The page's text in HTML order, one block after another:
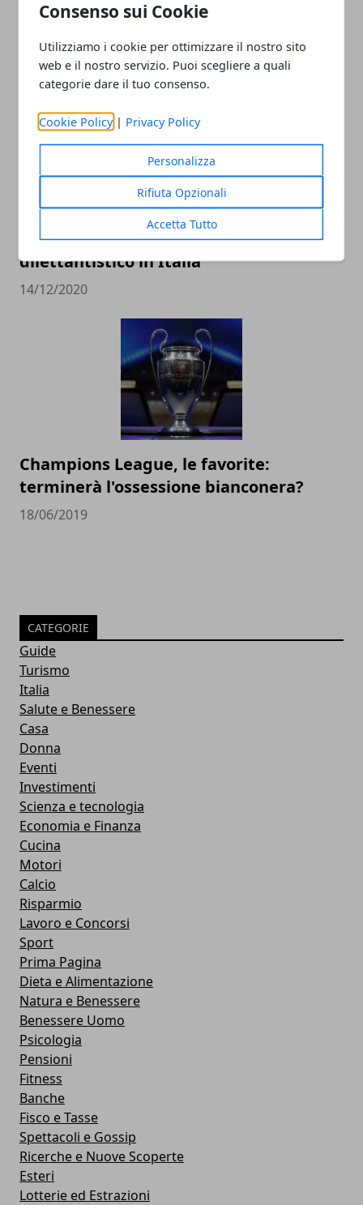
Consenso sui Cookie
Utilizziamo i cookie per ottimizzare il nostro sito
web e il nostro servizio. Puoi scegliere a quali
categorie dare il tuo consenso.
Cookie Policy | Privacy Policy
Personalizza
Rifiuta Opzionali
Accetta Tutto
“Meu Amigo” Conceicao, l’ultima granda
20/01/2022
Le imprese più grandi nel calcio
dilettantistico in Italia
14/12/2020
Champions League, le favorite:
terminerà l'ossessione bianconera?
18/06/2019
CATEGORIE
Guide
Turismo
Italia
Salute e Benessere
Casa
Donna
Eventi
Investimenti
Scienza e tecnologia
Economia e Finanza
Cucina
Motori
Calcio
Risparmio
Lavoro e Concorsi
Sport
Prima Pagina
Dieta e Alimentazione
Natura e Benessere
Benessere Uomo
Psicologia
Pensioni
Fitness
Banche
Fisco e Tasse
Spettacoli e Gossip
Ricerche e Nuove Scoperte
Esteri
Lotterie ed Estrazioni